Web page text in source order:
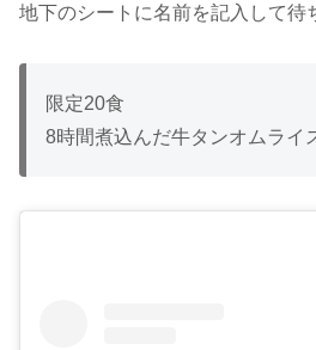
地下のシートに名前を記入して待
限定20食
8時間煮込んだ牛タンオムラ